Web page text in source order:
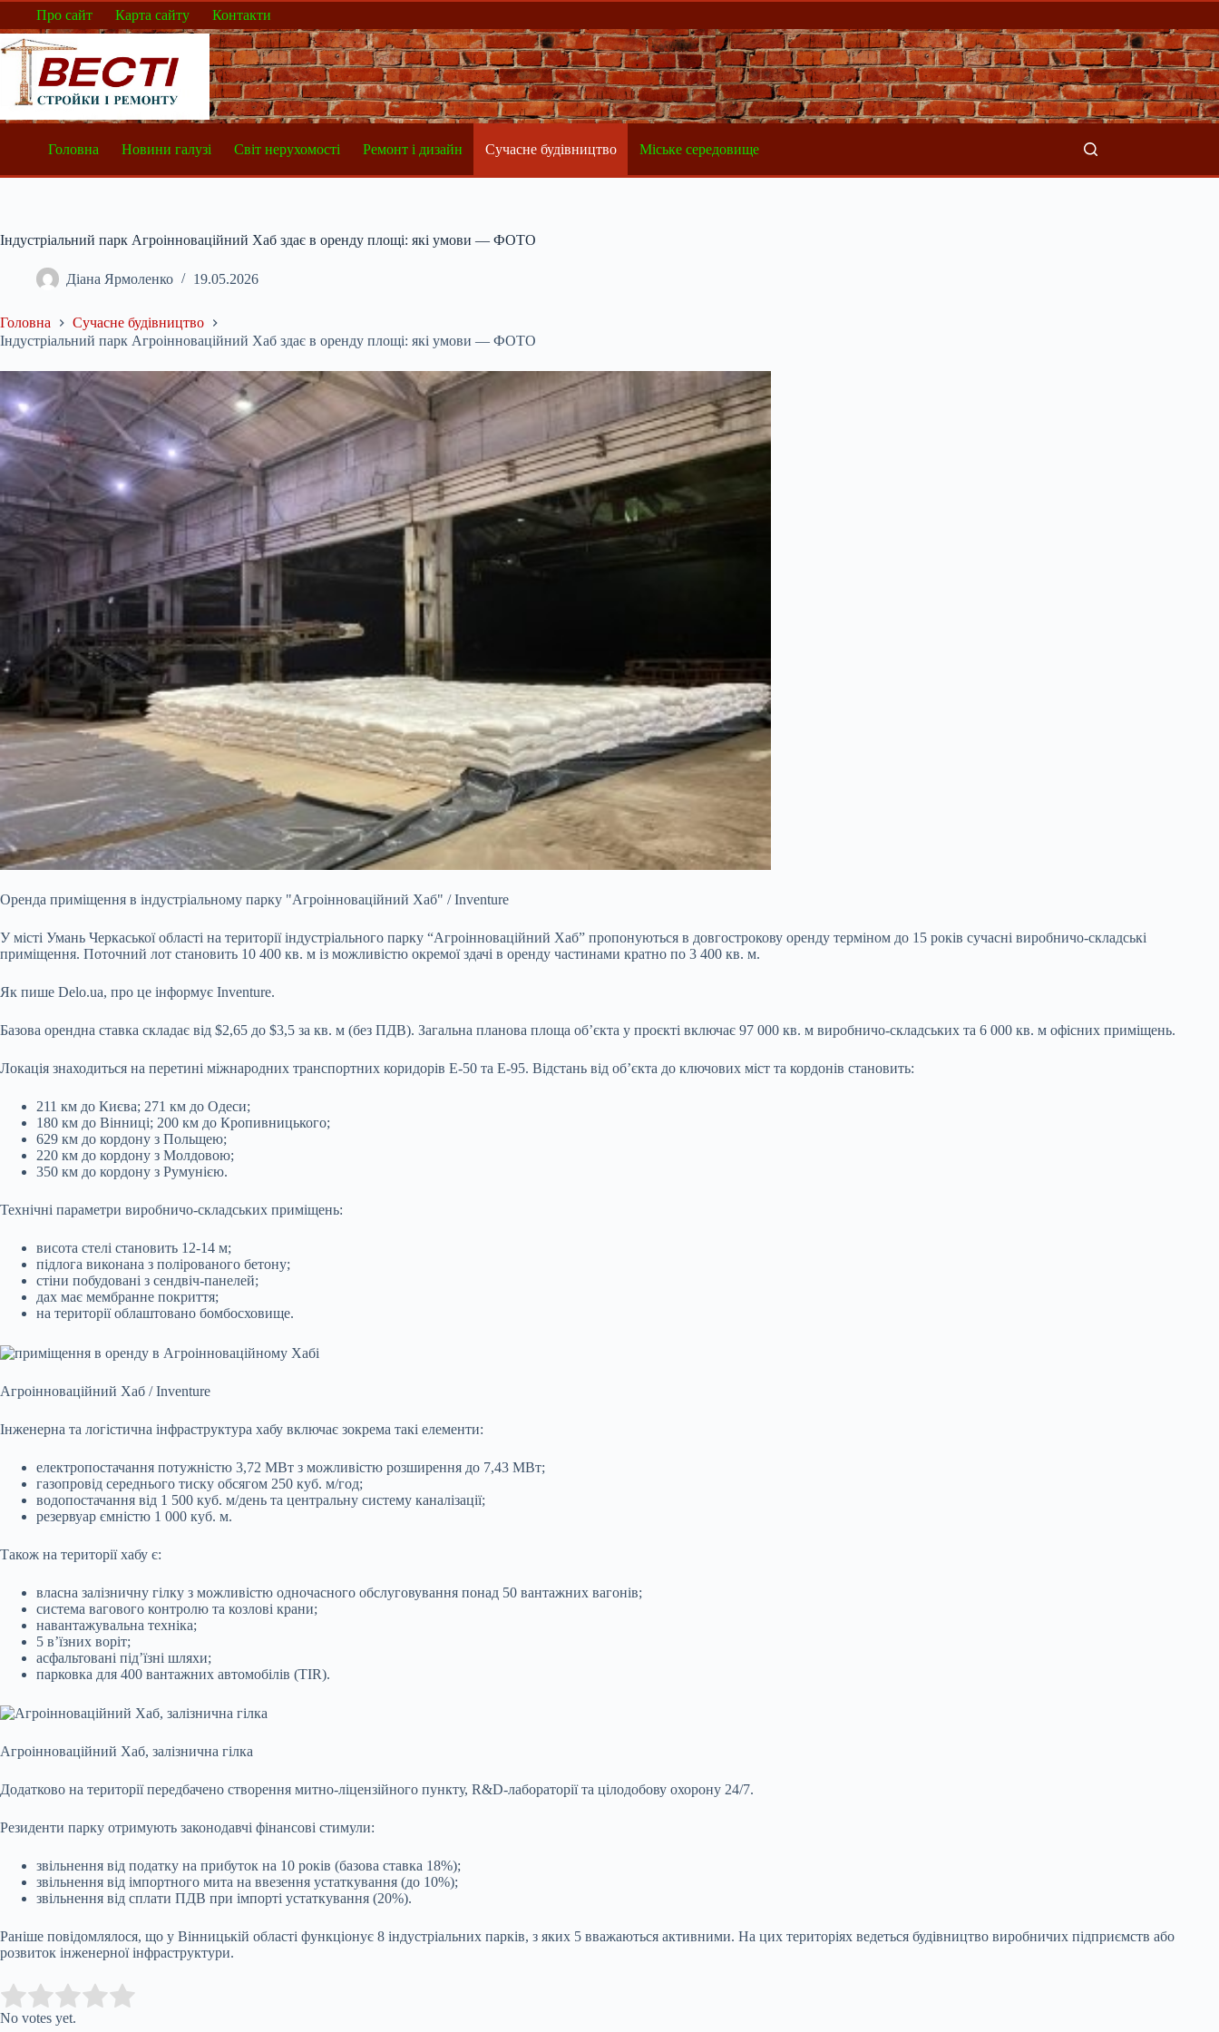
Перейти
вмісту
Про сайт Карта сайту Контакти
Головна Новини галузі Світ нерухомості Ремонт і дизайн Сучасне будівництво Міське середовище
Індустріальний парк Агроінноваційний Хаб здає в оренду площі: які умови — ФОТО
Діана Ярмоленко 19.05.2026
Головна
Сучасне будівництво
Індустріальний парк Агроінноваційний Хаб здає в оренду площі: які умови — ФОТО
Оренда приміщення в індустріальному парку "Агроінноваційний Хаб" / Inventure
У місті Умань Черкаської області на території індустріального парку “Агроінноваційний Хаб” пропонуються в довгострокову оренду терміном до 15 років сучасні виробничо-складські
приміщення. Поточний лот становить 10 400 кв. м із можливістю окремої здачі в оренду частинами кратно по 3 400 кв. м.
Як пише Delo.ua, про це інформує Inventure.
Базова орендна ставка складає від $2,65 до $3,5 за кв. м (без ПДВ). Загальна планова площа об’єкта у проєкті включає 97 000 кв. м виробничо-складських та 6 000 кв. м офісних приміщень.
Локація знаходиться на перетині міжнародних транспортних коридорів E-50 та E-95. Відстань від об’єкта до ключових міст та кордонів становить:
211 км до Києва; 271 км до Одеси;
180 км до Вінниці; 200 км до Кропивницького;
629 км до кордону з Польщею;
220 км до кордону з Молдовою;
350 км до кордону з Румунією.
Технічні параметри виробничо-складських приміщень:
висота стелі становить 12-14 м;
підлога виконана з полірованого бетону;
стіни побудовані з сендвіч-панелей;
дах має мембранне покриття;
на території облаштовано бомбосховище.
Агроінноваційний Хаб / Inventure
Інженерна та логістична інфраструктура хабу включає зокрема такі елементи:
електропостачання потужністю 3,72 МВт з можливістю розширення до 7,43 МВт;
газопровід середнього тиску обсягом 250 куб. м/год;
водопостачання від 1 500 куб. м/день та центральну систему каналізації;
резервуар ємністю 1 000 куб. м.
Також на території хабу є:
власна залізничну гілку з можливістю одночасного обслуговування понад 50 вантажних вагонів;
система вагового контролю та козлові крани;
навантажувальна техніка;
5 в’їзних воріт;
асфальтовані під’їзні шляхи;
парковка для 400 вантажних автомобілів (TIR).
Агроінноваційний Хаб, залізнична гілка
Додатково на території передбачено створення митно-ліцензійного пункту, R&D-лабораторії та цілодобову охорону 24/7.
Резиденти парку отримують законодавчі фінансові стимули:
звільнення від податку на прибуток на 10 років (базова ставка 18%);
звільнення від імпортного мита на ввезення устаткування (до 10%);
звільнення від сплати ПДВ при імпорті устаткування (20%).
Раніше повідомлялося, що у Вінницькій області функціонує 8 індустріальних парків, з яких 5 вважаються активними. На цих територіях ведеться будівництво виробничих підприємств або
розвиток інженерної інфраструктури.
Rate this item:
No votes yet.